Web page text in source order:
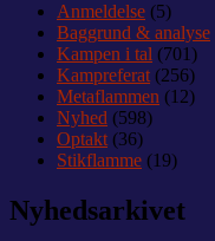
Anmeldelse (5)
Baggrund & analyse
Kampen i tal (701)
Kampreferat(256)
Metaflammen (12)
Nyhed (598)
Optakt(36)
Stikflamme (19)
Nyhedsarkivet